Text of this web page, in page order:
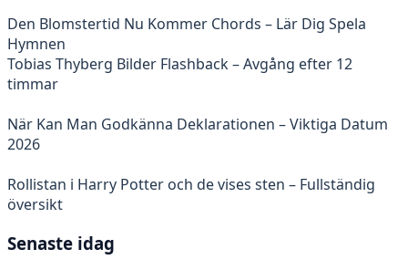
Den Blomstertid Nu Kommer Chords – Lär Dig Spela
Hymnen
Tobias Thyberg Bilder Flashback – Avgång efter 12
timmar
När Kan Man Godkänna Deklarationen – Viktiga Datum
2026
Rollistan i Harry Potter och de vises sten – Fullständig
översikt
Senaste idag